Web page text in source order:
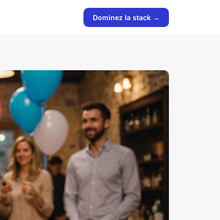
Dominez la stack →